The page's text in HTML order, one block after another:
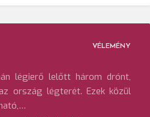
VÉLEMÉNY
légierő lelőtt három drónt,
ország légterét. Ezek közül